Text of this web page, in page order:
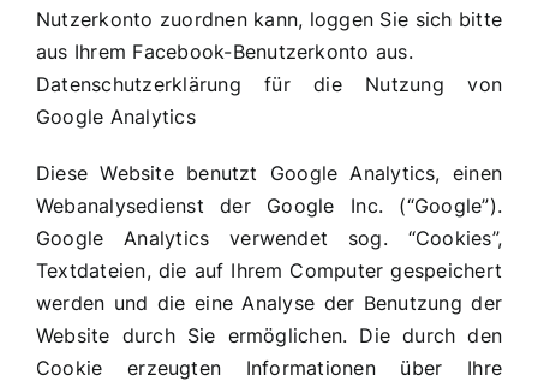
Nutzerkonto zuordnen kann, loggen Sie sich bitte
aus Ihrem Facebook-Benutzerkonto aus.
Datenschutzerklärung für die Nutzung von
Google Analytics
Diese Website benutzt Google Analytics, einen
Webanalysedienst der Google Inc. (“Google”).
Google Analytics verwendet sog. “Cookies”,
Textdateien, die auf Ihrem Computer gespeichert
werden und die eine Analyse der Benutzung der
Website durch Sie ermöglichen. Die durch den
Cookie erzeugten Informationen über Ihre